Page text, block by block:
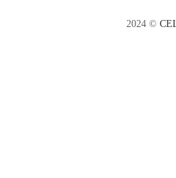
2024 ©